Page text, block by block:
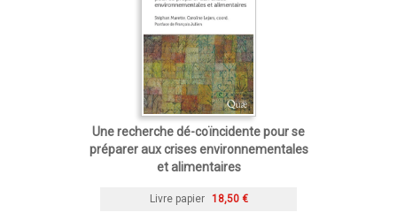
Une recherche dé-coïncidente pour se
préparer aux crises environnementales
et alimentaires
Livre papier 18,50 €